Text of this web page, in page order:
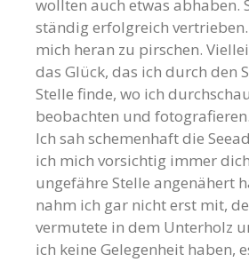
wollten auch etwas abhaben.
ständig erfolgreich vertrieben.
mich heran zu pirschen.
das Glück, das ich durch den
Stelle finde, wo ich
beobachten und
Ich sah schemenhaft die
ich mich vorsichtig immer
ungefähre Stelle angenähert
nahm ich gar nicht erst mit,
vermutete in dem Unterholz
ich keine Gelegenheit haben,